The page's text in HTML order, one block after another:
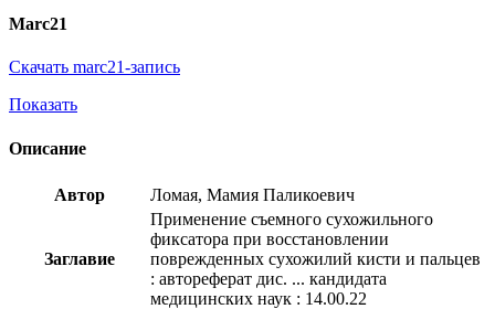
Marc21
Скачать marc21-запись
Показать
Описание
Автор Ломая, Мамия Паликоевич
Заглавие
Применение съемного сухожильного
фиксатора при восстановлении
поврежденных сухожилий кисти и пальцев
: автореферат дис. ... кандидата
медицинских наук : 14.00.22